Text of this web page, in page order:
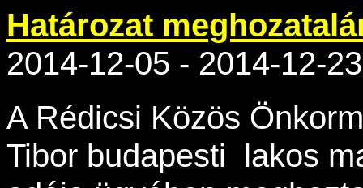
Határozat
2014-12-05 - 2014-12-23
A Rédicsi Közös
Tibor budapesti lakos